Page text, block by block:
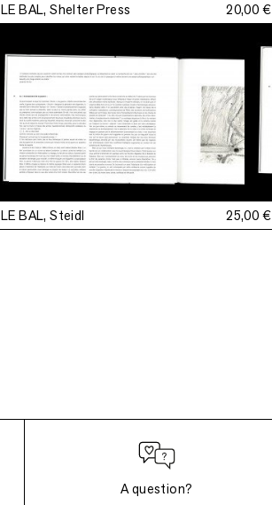
LE BAL, Shelter Press 20,00 €
LE BAL, Steidl 25,00 €
A question?